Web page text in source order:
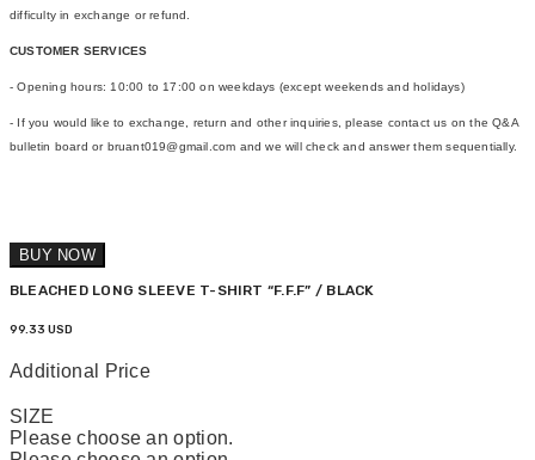
difficulty in exchange or refund.
CUSTOMER SERVICES
- Opening hours: 10:00 to 17:00 on weekdays (except weekends and holidays)
- If you would like to exchange, return and other inquiries, please contact us on the Q&A
bulletin board or bruant019@gmail.com and we will check and answer them sequentially.
BUY NOW
BLEACHED LONG SLEEVE T-SHIRT “F.F.F” / BLACK
99.33 USD
Additional Price
SIZE
Please choose an option.